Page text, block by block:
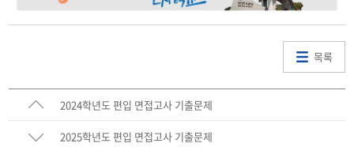
목록
2024학년도 편입 면접고사 기출문제
2025학년도 편입 면접고사 기출문제